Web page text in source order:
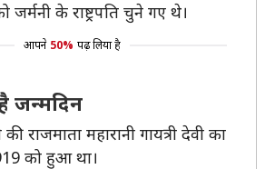
के राष्ट्रपति चुने गए थे।
आपने 50% पढ़ लिया है
जन्मदिन
राजमाता महारानी गायत्री देवी का
को हुआ था।